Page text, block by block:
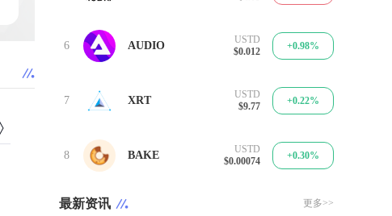
6 AUDIO
USTD
$0.012
+0.98%
7 XRT
USTD
$9.77
+0.22%
8 BAKE
USTD
$0.00074
+0.30%
最新资讯 更多>>